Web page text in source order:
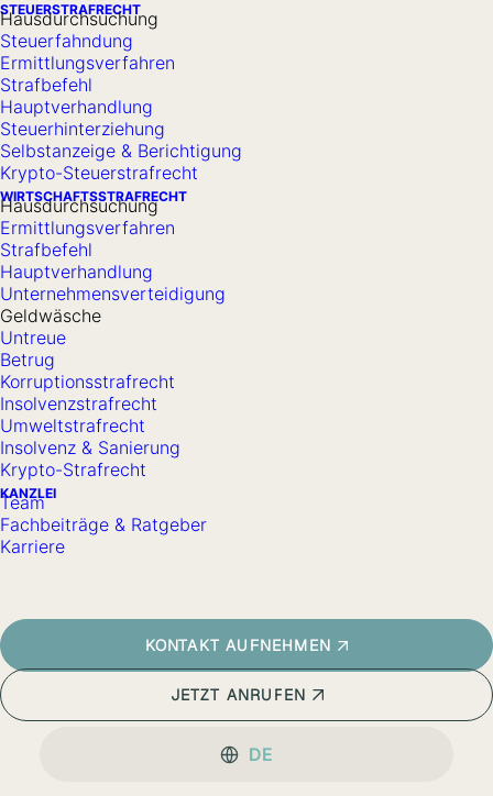
STEUERSTRAFRECHT
Hausdurchsuchung
Steuerfahndung
Ermittlungsverfahren
Strafbefehl
Hauptverhandlung
Steuerhinterziehung
Selbstanzeige & Berichtigung
Krypto-Steuerstrafrecht
WIRTSCHAFTSSTRAFRECHT
Hausdurchsuchung
Ermittlungsverfahren
Strafbefehl
Hauptverhandlung
Unternehmensverteidigung
Geldwäsche
Untreue
Betrug
Korruptionsstrafrecht
Insolvenzstrafrecht
Umweltstrafrecht
Insolvenz & Sanierung
Krypto-Strafrecht
KANZLEI
Team
Fachbeiträge & Ratgeber
Karriere
KONTAKT AUFNEHMEN
JETZT ANRUFEN
Erfahrung, die sich
in komplexen
Ihnen Sicherheit und
Orientierung gibt.